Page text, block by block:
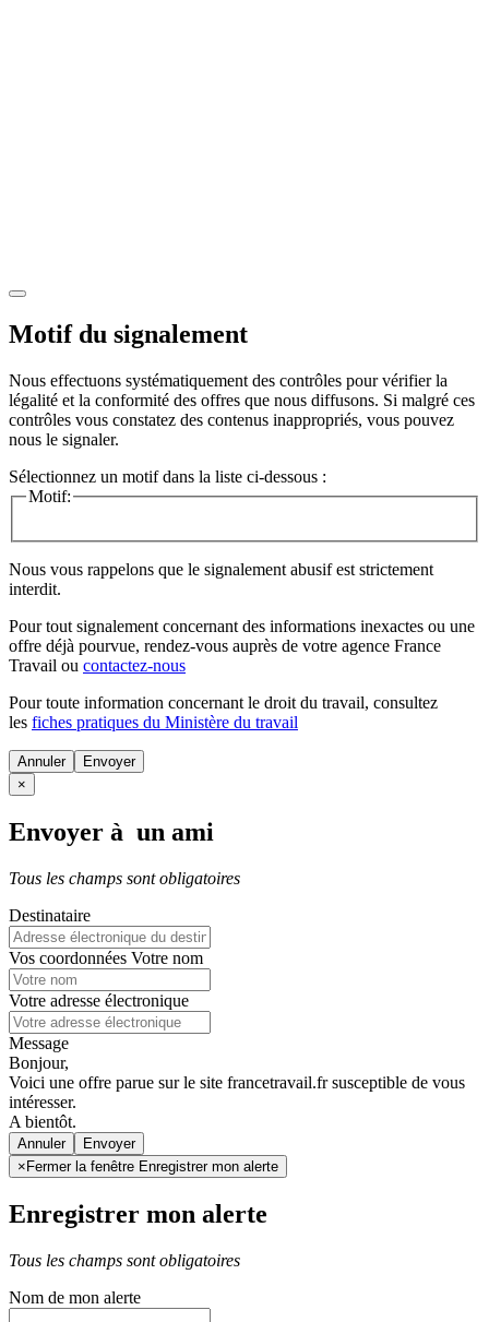
Motif du signalement
Nous effectuons systématiquement des contrôles pour vérifier la
légalité et la conformité des offres que nous diffusons. Si malgré ces
contrôles vous constatez des contenus inappropriés, vous pouvez
nous le signaler.
Sélectionnez un motif dans la liste ci-dessous :
Motif:
Nous vous rappelons que le signalement abusif est strictement
interdit.
Pour tout signalement concernant des informations inexactes ou une
offre déjà pourvue, rendez-vous auprès de votre agence France
Travail ou contactez-nous
Pour toute information concernant le droit du travail, consultez
les fiches pratiques du Ministère du travail
Annuler
×
Envoyer à un ami
Tous les champs sont obligatoires
Destinataire
Vos coordonnées Votre nom
Votre adresse électronique
Message
Bonjour,
Voici une offre parue sur le site francetravail.fr susceptible de vous
intéresser.
A bientôt.
Annuler
× Fermer la fenêtre Enregistrer mon alerte
Enregistrer mon alerte
Tous les champs sont obligatoires
Nom de mon alerte